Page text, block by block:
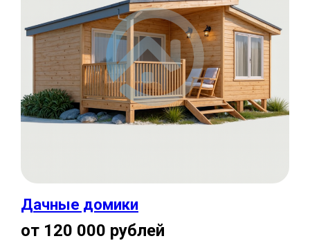
Дачные домики
от 120 000 рублей